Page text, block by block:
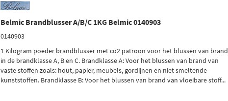
Belmic Brandblusser A/B/C 1KG Belmic 0140903
0140903
1 Kilogram poeder brandblusser met co2 patroon voor het blussen van brand
in de brandklasse A, B en C. Brandklasse A: Voor het blussen van brand van
vaste stoffen zoals: hout, papier, meubels, gordijnen en niet smeltende
kunststoffen. Brandklasse B: Voor het blussen van brand van vloeibare stoff...